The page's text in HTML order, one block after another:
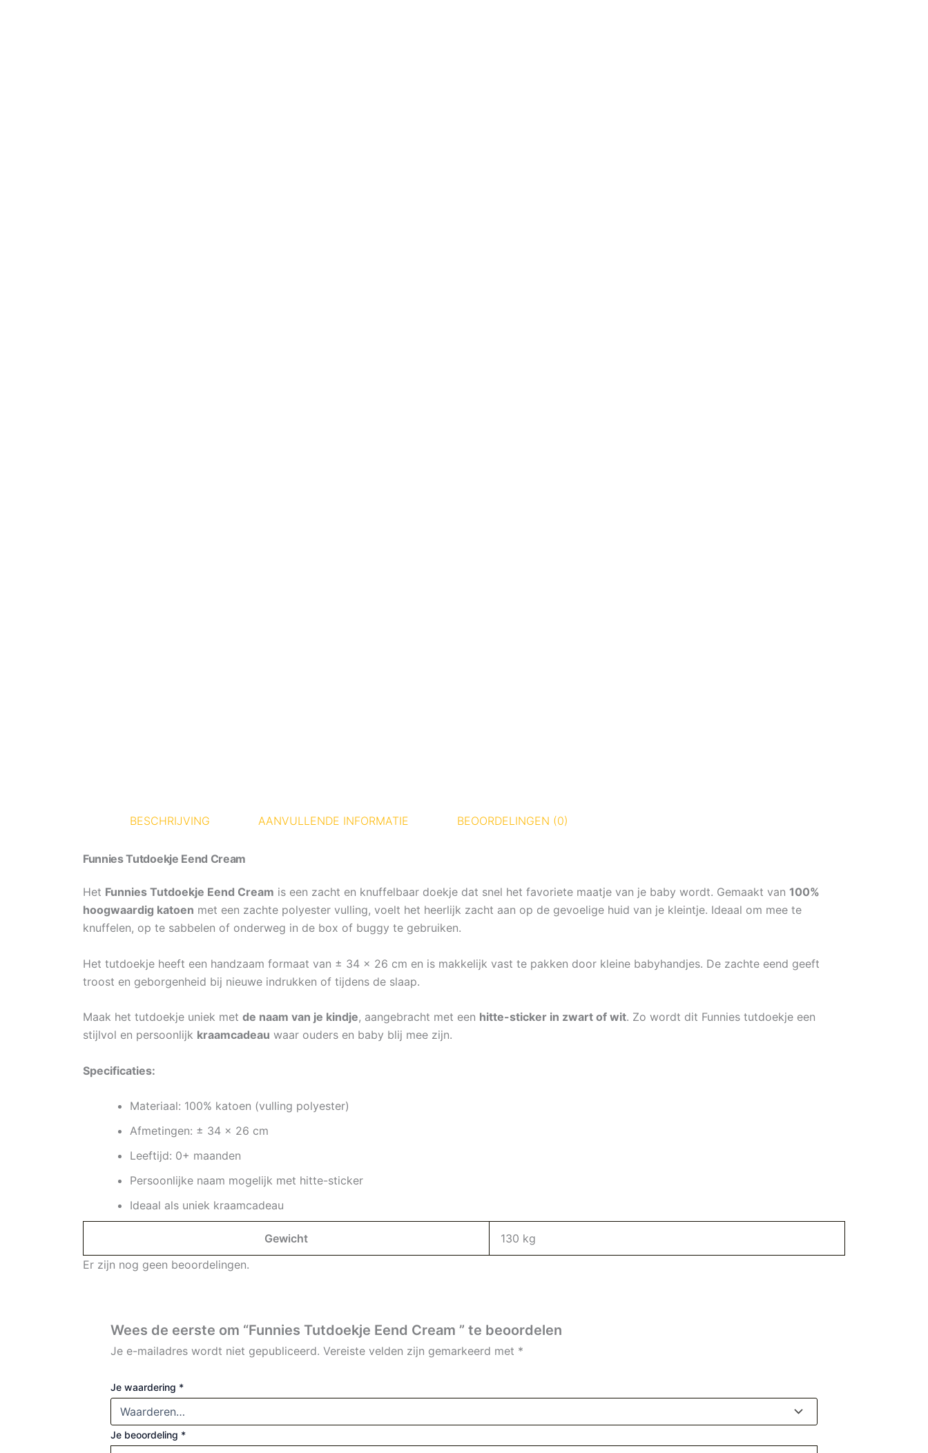
BESCHRIJVING AANVULLENDE INFORMATIE BEOORDELINGEN (0)
Funnies Tutdoekje Eend Cream
Het Funnies Tutdoekje Eend Cream is een zacht en knuffelbaar doekje dat snel het favoriete maatje van je baby wordt. Gemaakt van 100%
hoogwaardig katoen met een zachte polyester vulling, voelt het heerlijk zacht aan op de gevoelige huid van je kleintje. Ideaal om mee te
knuffelen, op te sabbelen of onderweg in de box of buggy te gebruiken.
Het tutdoekje heeft een handzaam formaat van ± 34 x 26 cm en is makkelijk vast te pakken door kleine babyhandjes. De zachte eend geeft
troost en geborgenheid bij nieuwe indrukken of tijdens de slaap.
Maak het tutdoekje uniek met de naam van je kindje, aangebracht met een hitte-sticker in zwart of wit. Zo wordt dit Funnies tutdoekje een
stijlvol en persoonlijk kraamcadeau waar ouders en baby blij mee zijn.
Specificaties:
Materiaal: 100% katoen (vulling polyester)
Afmetingen: ± 34 x 26 cm
Leeftijd: 0+ maanden
Persoonlijke naam mogelijk met hitte-sticker
Ideaal als uniek kraamcadeau
Gewicht
130 kg
Er zijn nog geen beoordelingen.
Wees de eerste om “Funnies Tutdoekje Eend Cream ” te beoordelen
Je e-mailadres wordt niet gepubliceerd. Vereiste velden zijn gemarkeerd met *
Je waardering *
Je beoordeling *